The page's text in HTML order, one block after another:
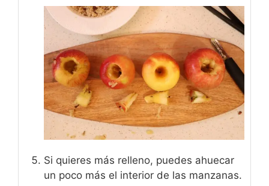
Si quieres más relleno, puedes ahuecar
un poco más el interior de las manzanas.